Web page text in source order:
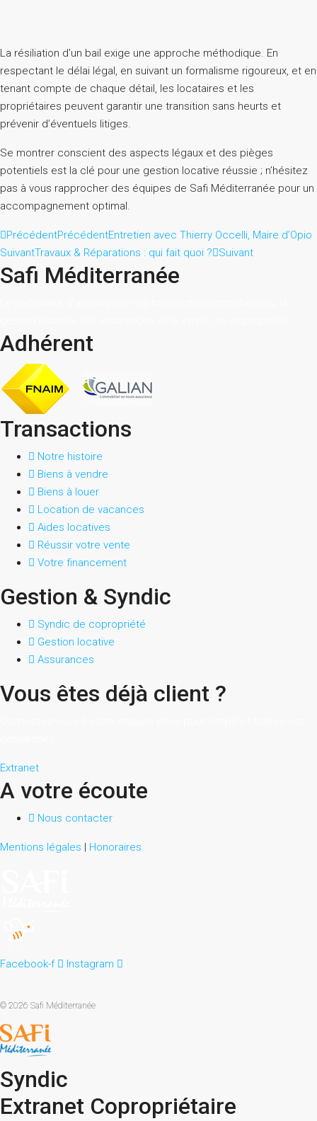
La résiliation d’un bail exige une approche méthodique. En
respectant le délai légal, en suivant un formalisme rigoureux, et en
tenant compte de chaque détail, les locataires et les
propriétaires peuvent garantir une transition sans heurts et
prévenir d’éventuels litiges.
Se montrer conscient des aspects légaux et des pièges
potentiels est la clé pour une gestion locative réussie ; n’hésitez
pas à vous rapprocher des équipes de Safi Méditerranée pour un
accompagnement optimal.
PrécédentPrécédentEntretien avec Thierry Occelli, Maire d’Opio
SuivantTravaux & Réparations : qui fait quoi ? Suivant
Safi Méditerranée
Adhérent
Transactions
Notre histoire
Biens à vendre
Biens à louer
Location de vacances
Aides locatives
Réussir votre vente
Votre financement
Gestion & Syndic
Syndic de copropriété
Gestion locative
Assurances
Vous êtes déjà client ?
Extranet
A votre écoute
Nous contacter
Mentions légales | Honoraires
Facebook-f Instagram
© 2026 Safi Méditerranée
Syndic
Extranet Copropriétaire